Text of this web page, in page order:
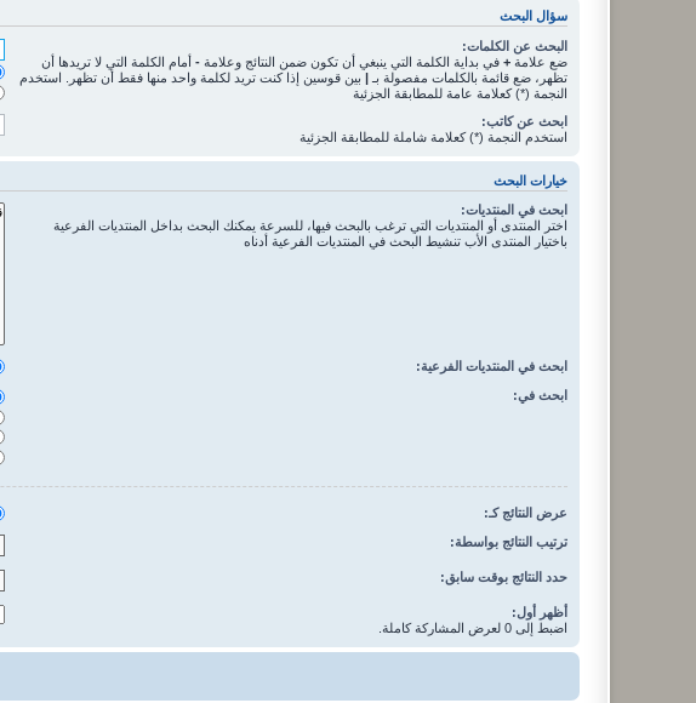
سؤال البحث
البحث عن الكلمات:
ضع علامة + في بداية الكلمة التي ينبغي أن تكون ضمن النتائج وعلامة - أمام الكلمة التي لا تريدها أن
تظهر، ضع قائمة بالكلمات مفصولة بـ | بين قوسين إذا كنت تريد لكلمة واحد منها فقط أن تظهر. استخدم
النجمة (*) كعلامة عامة للمطابقة الجزئية
ابحث عن كاتب:
استخدم النجمة (*) كعلامة شاملة للمطابقة الجزئية
خيارات البحث
ابحث في المنتديات:
اختر المنتدى أو المنتديات التي ترغب بالبحث فيها، للسرعة يمكنك البحث بداخل المنتديات الفرعية
باختيار المنتدى الأب تنشيط البحث في المنتديات الفرعية أدناه
ابحث في المنتديات الفرعية:
ابحث في:
عرض النتائج كـ:
ترتيب النتائج بواسطة:
حدد النتائج بوقت سابق:
أظهر أول:
اضبط إلى 0 لعرض المشاركة كاملة.